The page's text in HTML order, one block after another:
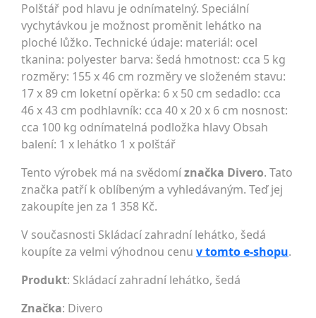
Polštář pod hlavu je odnímatelný. Speciální
vychytávkou je možnost proměnit lehátko na
ploché lůžko. Technické údaje: materiál: ocel
tkanina: polyester barva: šedá hmotnost: cca 5 kg
rozměry: 155 x 46 cm rozměry ve složeném stavu:
17 x 89 cm loketní opěrka: 6 x 50 cm sedadlo: cca
46 x 43 cm podhlavník: cca 40 x 20 x 6 cm nosnost:
cca 100 kg odnímatelná podložka hlavy Obsah
balení: 1 x lehátko 1 x polštář
Tento výrobek má na svědomíznačka Divero. Tato
značka patří k oblíbeným a vyhledávaným. Teď jej
zakoupíte jen za 1 358 Kč.
V současnosti Skládací zahradní lehátko, šedá
koupíte za velmi výhodnou cenu v tomto e-shopu.
Produkt: Skládací zahradní lehátko, šedá
Značka: Divero